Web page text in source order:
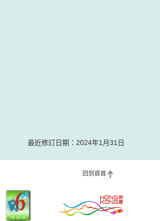
最近修訂日期：2024年1月31日
回到頁首